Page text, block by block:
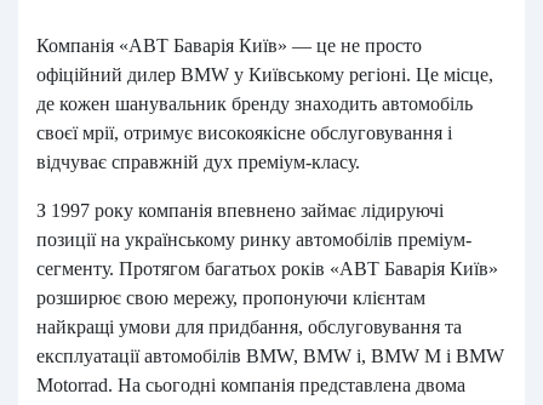
Компанія «АВТ Баварія Київ» — це не просто
офіційний дилер BMW у Київському регіоні. Це місце,
де кожен шанувальник бренду знаходить автомобіль
своєї мрії, отримує високоякісне обслуговування і
відчуває справжній дух преміум-класу.
З 1997 року компанія впевнено займає лідируючі
позиції на українському ринку автомобілів преміум-
сегменту. Протягом багатьох років «АВТ Баварія Київ»
розширює свою мережу, пропонуючи клієнтам
найкращі умови для придбання, обслуговування та
експлуатації автомобілів BMW, BMW i, BMW M і BMW
Motorrad. На сьогодні компанія представлена двома